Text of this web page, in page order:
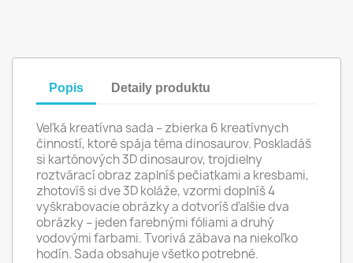
Popis Detaily produktu
Veľká kreatívna sada – zbierka 6 kreatívnych
činností, ktoré spája téma dinosaurov. Poskladáš
si kartónových 3D dinosaurov, trojdielny
roztvárací obraz zaplníš pečiatkami a kresbami,
zhotovíš si dve 3D koláže, vzormi doplníš 4
vyškrabovacie obrázky a dotvoríš ďalšie dva
obrázky – jeden farebnými fóliami a druhý
vodovými farbami. Tvorivá zábava na niekoľko
hodín. Sada obsahuje všetko potrebné.